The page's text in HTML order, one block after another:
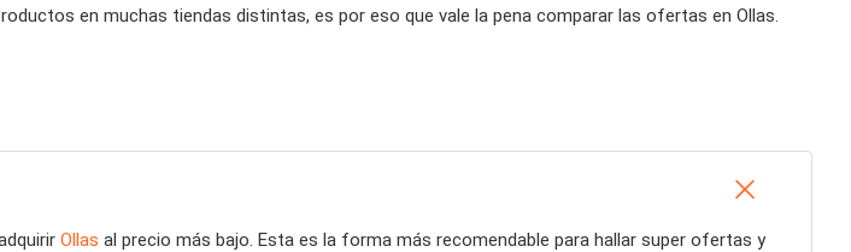
en muchas tiendas distintas, es por eso que vale la pena comparar las ofertas en Ollas.
Ollas al precio más bajo. Esta es la forma más recomendable para hallar super ofertas y